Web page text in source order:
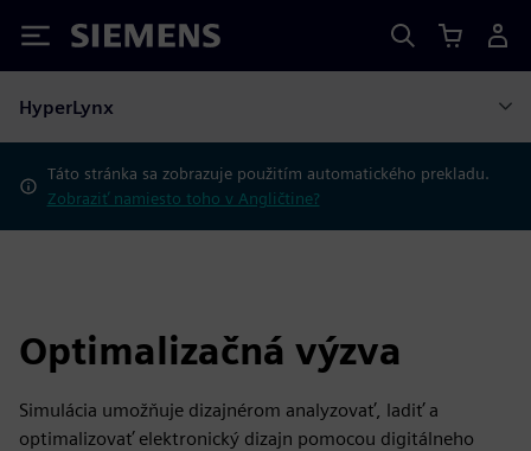
Siemens
HyperLynx
Táto stránka sa zobrazuje použitím automatického prekladu.
Zobraziť namiesto toho v Angličtine?
Optimalizačná výzva
Simulácia umožňuje dizajnérom analyzovať, ladiť a
optimalizovať elektronický dizajn pomocou digitálneho